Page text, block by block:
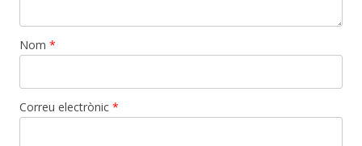
Nom *
Correu electrònic *